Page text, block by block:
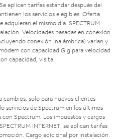
aplican tarifas estándar después del
los servicios elegibles. Oferta
adquieran el mismo día. SPECTRUM
Velocidades basadas en conexión
conexión inalámbrica) varían y
con capacidad Gig para velocidad
capacidad, visita
solo para nuevos clientes
servicios de Spectrum en los últimos
Spectrum. Los impuestos y cargos
INTERNET: se aplican tarifas
Cargo adicional por instalación.